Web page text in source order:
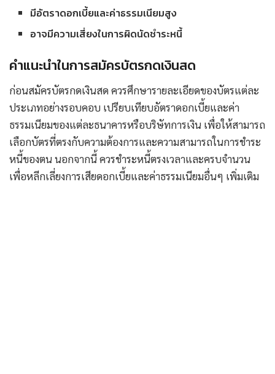
มีอัตราดอกเบี้ยและค่าธรรมเนียมสูง
อาจมีความเสี่ยงในการผิดนัดชำระหนี้
คำแนะนำในการสมัครบัตรกดเงินสด
ก่อนสมัครบัตรกดเงินสด ควรศึกษารายละเอียดของบัตรแต่ละ
ประเภทอย่างรอบคอบ เปรียบเทียบอัตราดอกเบี้ยและค่า
ธรรมเนียมของแต่ละธนาคารหรือบริษัทการเงิน เพื่อให้สามารถ
เลือกบัตรที่ตรงกับความต้องการและความสามารถในการชำระ
หนี้ของตน นอกจากนี้ ควรชำระหนี้ตรงเวลาและครบจำนวน
เพื่อหลีกเลี่ยงการเสียดอกเบี้ยและค่าธรรมเนียมอื่นๆ เพิ่มเติม